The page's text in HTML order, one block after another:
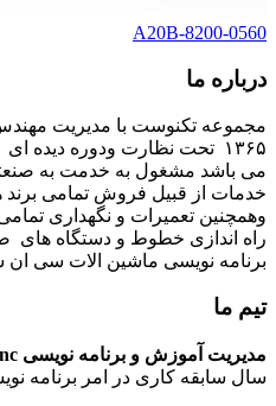
A20B-8200-0560
درباره ما
مجموعه تکنوست با مدیریت
۱۳۶۵ تحت نظارت ودوره
می باشد مشغول به خدمت به
خدمات از قبیل فروش تمامی برند
وهمچنین تعمیرات و نگهداری
راه اندازی خطوط و دستگاه های
برنامه نویسی ماشین الات سی
تیم ما
مدیریت آموزش و برنامه نویسی cnc :
سال سابقه کاری در امر